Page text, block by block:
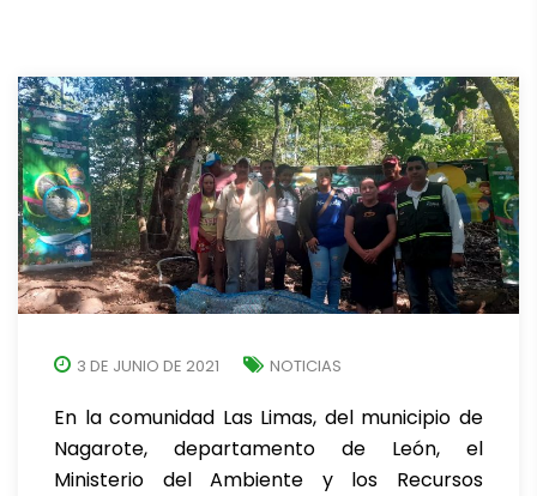
3 DE JUNIO DE 2021 NOTICIAS
En la comunidad Las Limas, del municipio de
Nagarote, departamento de León, el
Ministerio del Ambiente y los Recursos